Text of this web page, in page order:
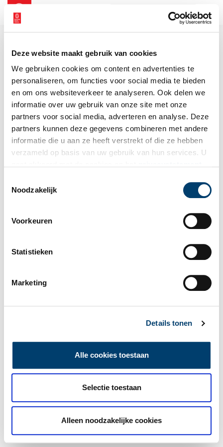
Deze website maakt gebruik van cookies
We gebruiken cookies om content en advertenties te
personaliseren, om functies voor social media te bieden
en om ons websiteverkeer te analyseren. Ook delen we
informatie over uw gebruik van onze site met onze
partners voor social media, adverteren en analyse. Deze
partners kunnen deze gegevens combineren met andere
informatie die u aan ze heeft verstrekt of die ze hebben
verzameld op basis van uw gebruik van hun services. U
Noodzakelijk
Voorkeuren
Statistieken
Marketing
Details tonen
Alle cookies toestaan
Selectie toestaan
Alleen noodzakelijke cookies